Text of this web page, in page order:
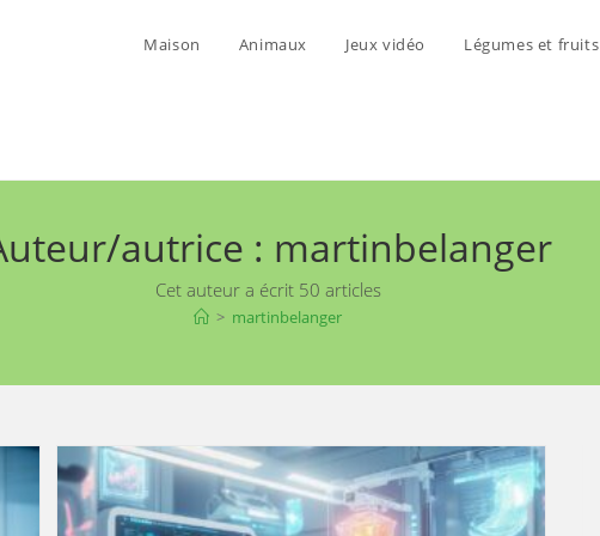
Maison Animaux Jeux vidéo Légumes et fruits
autrice : martinbelanger
Cet auteur a écrit 50 articles
> martinbelanger